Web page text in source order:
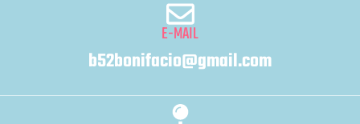
E-MAIL
b52bonifacio@gmail.com